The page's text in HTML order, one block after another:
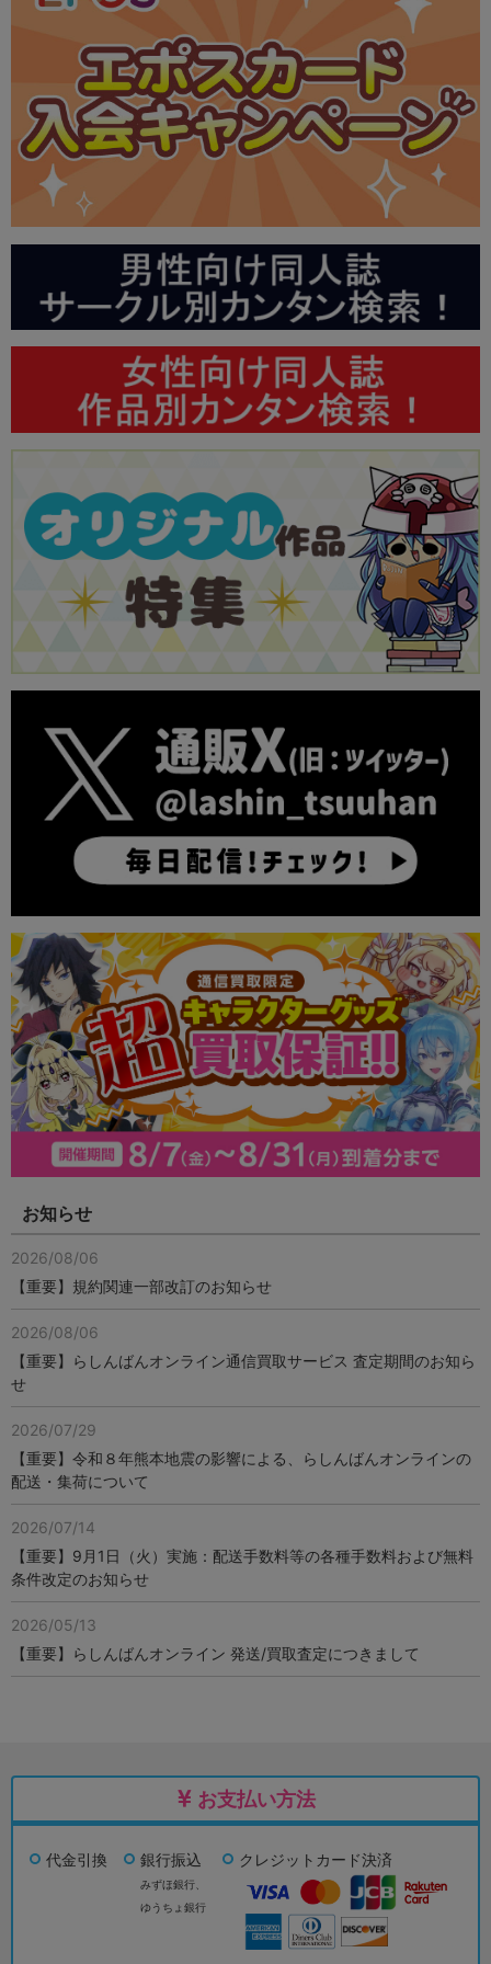
お知らせ
2026/08/06
【重要】規約関連一部改訂のお知らせ
2026/08/06
【重要】らしんばんオンライン通信買取サービス 査定期間のお知ら
せ
2026/07/29
【重要】令和８年熊本地震の影響による、らしんばんオンラインの
配送・集荷について
2026/07/14
【重要】9月1日（火）実施：配送手数料等の各種手数料および無料
条件改定のお知らせ
2026/05/13
【重要】らしんばんオンライン 発送/買取査定につきまして
お支払い方法
代金引換 銀行振込
みずほ銀行、
ゆうちょ銀行
クレジットカード決済